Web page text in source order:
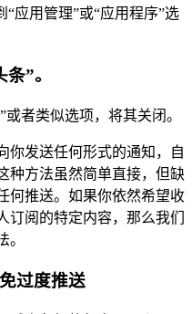
应用管理”或“应用程序”选
”。
者类似选项，将其关闭。
你发送任何形式的通知，自
种方法虽然简单直接，但缺
何推送。如果你依然希望收
订阅的特定内容，那么我们
。
过度推送